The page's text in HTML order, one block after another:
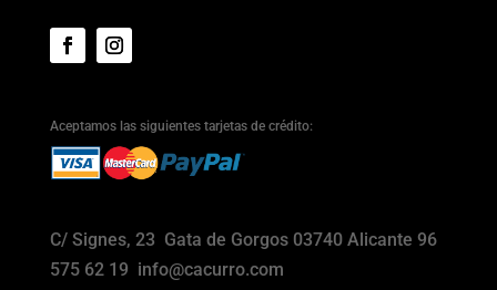
Aceptamos las siguientes tarjetas de crédito:
C/ Signes, 23 Gata de Gorgos 03740 Alicante 96
575 62 19 info@cacurro.com